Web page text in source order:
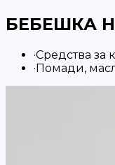
БЕБЕШКА
·Средства за
·Помади,